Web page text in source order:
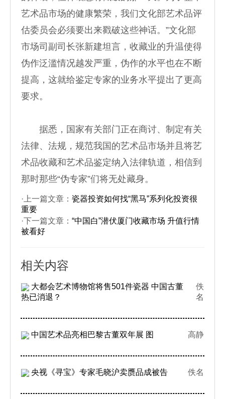
艺术品市场的健康繁荣，我们文化部艺术品评
估委员会必须要出来戳破这些神话。”文化部
市场司副司长张新建坦言，收藏业的升温使得
伪作泛滥情况越发严重，伪作的水平也在不断
提高，这就给鉴定专家的业务水平提出了更高
要求。
据悉，国家有关部门正在商讨、制定有关
法律、法规，规范我国的艺术品市场并且将艺
术品收藏和艺术品鉴定纳入法律轨道，相信到
那时那些“伪专家”们将无处藏身。
·上一篇文章： 瓷器投资如何找“黑马”系列化投资很
重要
·下一篇文章： “中国白”潜伏厦门收藏市场 升值行情
被看好
相关内容
大都会艺术博物馆将售501件瓷器 中国古董
热已消退？
佚
名
中国艺术品亮相巴黎古董双年展 图 高静
央视《寻宝》专家毛晓沪卖赝品成被告 佚名